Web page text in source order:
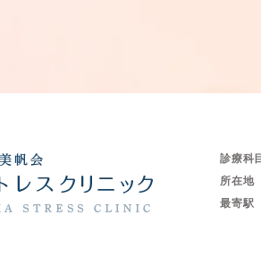
診療科目
所在地
最寄駅